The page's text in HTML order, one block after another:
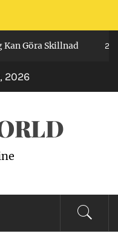
Göra Skillnad 2 år
2026